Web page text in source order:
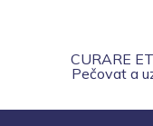
CURARE
Pečovat a